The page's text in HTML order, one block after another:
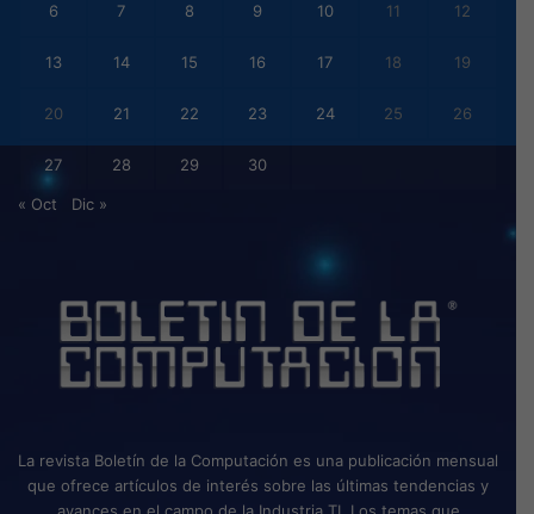
6 7 8 9 10 11 12
13 14 15 16 17 18 19
20 21 22 23 24 25 26
27 28 29 30
« Oct Dic »
La revista Boletín de la Computación es una publicación mensual
que ofrece artículos de interés sobre las últimas tendencias y
avances en el campo de la Industria TI. Los temas que